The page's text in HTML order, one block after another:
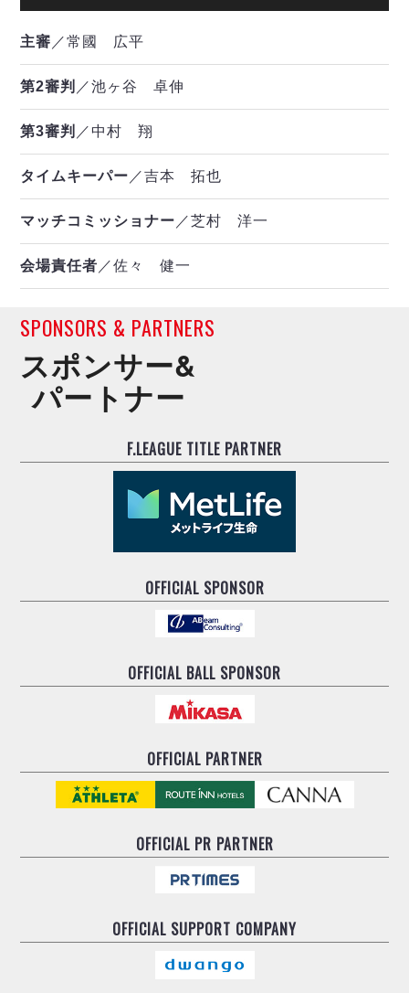
主審 ／常國 広平
第2審判 ／池ヶ谷 卓伸
第3審判 ／中村 翔
タイムキーパー ／吉本 拓也
マッチコミッショナー ／芝村 洋一
会場責任者 ／佐々 健一
SPONSORS & PARTNERS
スポンサー&
パートナー
F.LEAGUE TITLE PARTNER
OFFICIAL SPONSOR
OFFICIAL BALL SPONSOR
OFFICIAL PARTNER
OFFICIALPR PARTNER
OFFICIAL SUPPORT COMPANY